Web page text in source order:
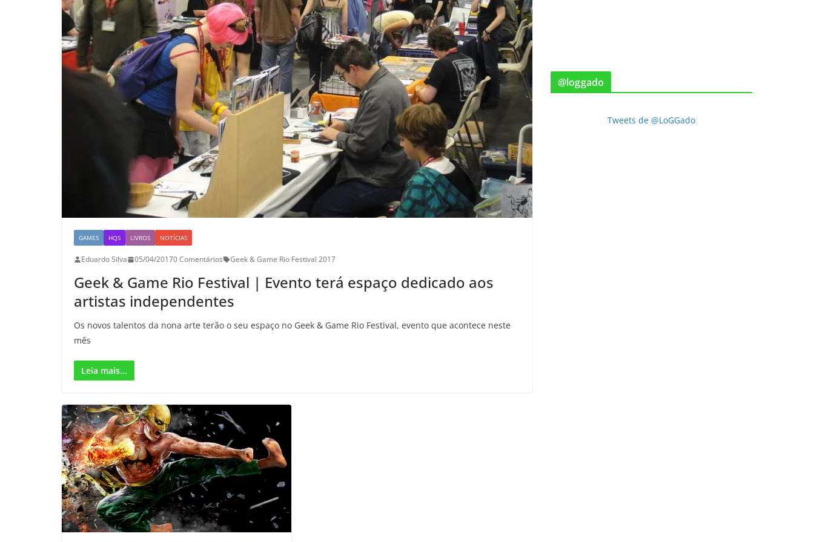
GAMES HQS LIVROS NOTÍCIAS
Eduardo Silva 05/04/20170 Comentários Geek & Game Rio Festival 2017
Geek & Game Rio Festival | Evento terá espaço dedicado aos
artistas independentes
Os novos talentos da nona arte terão o seu espaço no Geek & Game Rio Festival, evento que acontece neste
mês
Leia mais...
@loggado
Tweets de @LoGGado